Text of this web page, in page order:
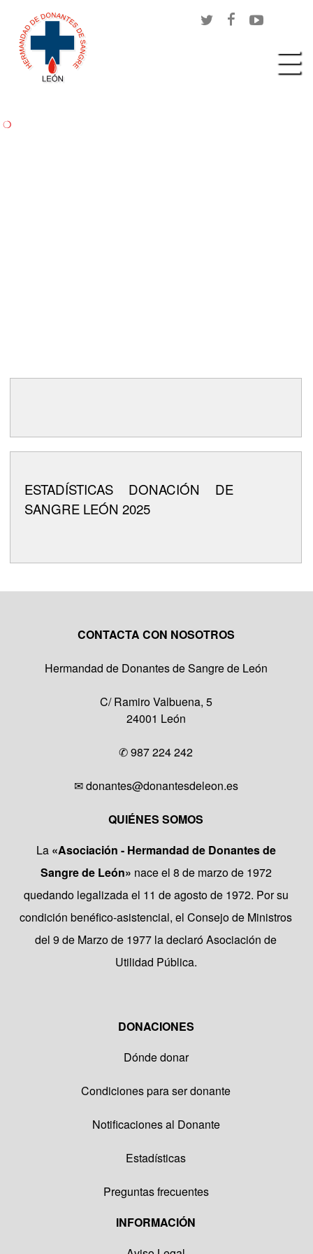
ESTADÍSTICAS DONACIÓN DE
SANGRE LEÓN 2025
CONTACTA CON NOSOTROS
Hermandad de Donantes de Sangre de León
C/ Ramiro Valbuena, 5
24001 León
✆987 224 242
✉donantes@donantesdeleon.es
QUIÉNES SOMOS
La «Asociación - Hermandad de Donantes de
Sangre de León» nace el 8 de marzo de 1972
quedando legalizada el 11 de agosto de 1972. Por su
condición benéfico-asistencial, el Consejo de Ministros
del 9 de Marzo de 1977 la declaró Asociación de
Utilidad Pública.
DONACIONES
Dónde donar
Condiciones para ser donante
Notificaciones al Donante
Estadísticas
Preguntas frecuentes
INFORMACIÓN